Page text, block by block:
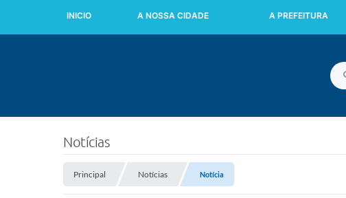
INICIO A NOSSA CIDADE A PREFEITURA
Notícias
Principal Notícias Notícia